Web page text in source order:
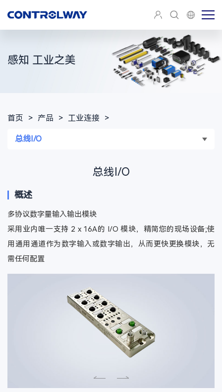
感知 工业之美
首页 > 产品 > 工业连接 >
总线I/O
总线I/O
概述
多协议数字量输入输出模块
采用业内唯一支持 2 x 16A的 I/O 模块，精简您的现场设备;使
用通用通道作为数字输入或数字输出，从而更快更换模块，无
需任何配置